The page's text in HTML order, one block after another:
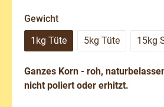
Gewichtauswählen
1kg Tüte 5kg Tüte 15kg
Ganzes Korn - roh,
nicht poliert oder erhitzt.